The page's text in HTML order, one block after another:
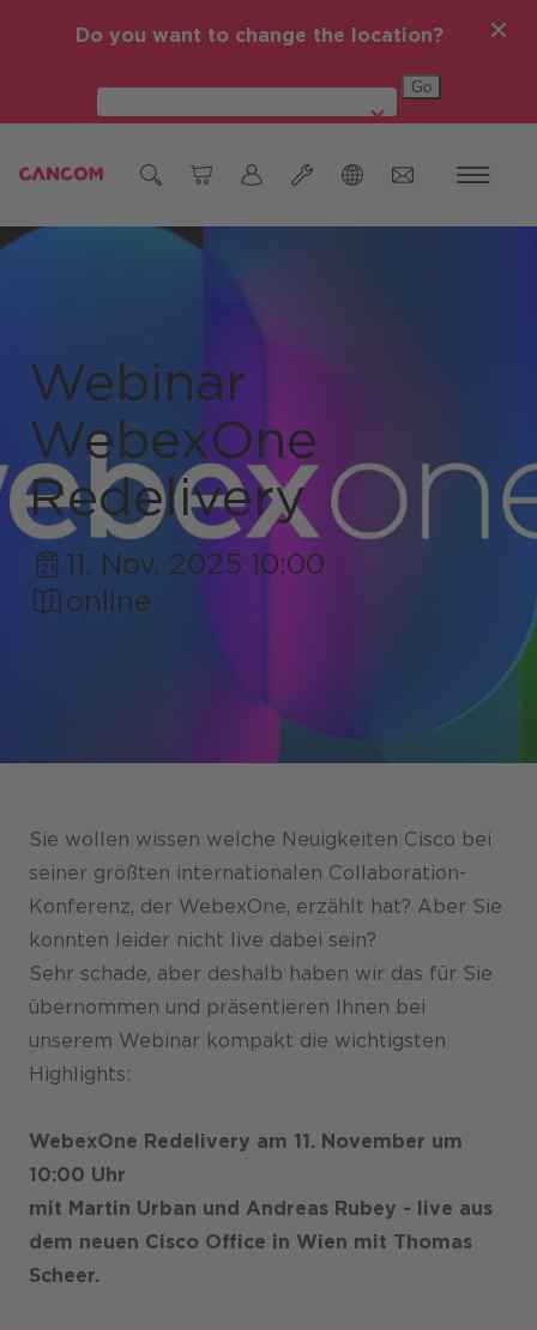
Do you want to change the location?
Events
Blog
Podcast
Nachhaltigkeit CANCOM SE
Nachhaltigkeit CANCOM Austria
Czech Republic (čeština)
Romania (Română)
Global (English)
Webinar
WebexOne
Redelivery
11. Nov. 2025 10:00
online
Sie wollen wissen welche Neuigkeiten Cisco bei
seiner größten internationalen Collaboration-
Konferenz, der WebexOne, erzählt hat? Aber Sie
konnten leider nicht live dabei sein?
Sehr schade, aber deshalb haben wir das für Sie
übernommen und präsentieren Ihnen bei
unserem Webinar kompakt die wichtigsten
Highlights:
WebexOne Redelivery am 11. November um
10:00 Uhr
mit Martin Urban und Andreas Rubey - live aus
dem neuen Cisco Office in Wien mit Thomas
Scheer.